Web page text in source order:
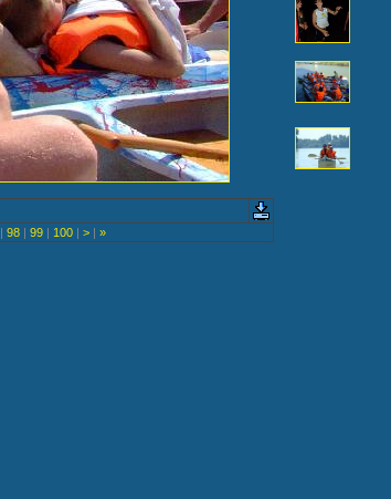
| 98 | 99 | 100 | > | »